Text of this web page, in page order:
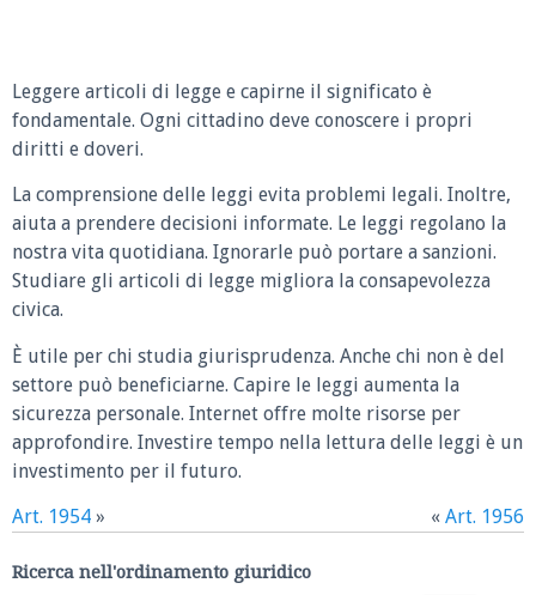
Leggere articoli di legge e capirne il significato è
fondamentale. Ogni cittadino deve conoscere i propri
diritti e doveri.
La comprensione delle leggi evita problemi legali. Inoltre,
aiuta a prendere decisioni informate. Le leggi regolano la
nostra vita quotidiana. Ignorarle può portare a sanzioni.
Studiare gli articoli di legge migliora la consapevolezza
civica.
È utile per chi studia giurisprudenza. Anche chi non è del
settore può beneficiarne. Capire le leggi aumenta la
sicurezza personale. Internet offre molte risorse per
approfondire. Investire tempo nella lettura delle leggi è un
investimento per il futuro.
Art. 1954 » « Art. 1956
Ricerca nell'ordinamento giuridico